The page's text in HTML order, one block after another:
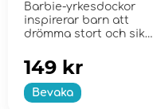
Barbie-yrkesdockor
inspirerar barn att
drömma stort och sikta
Bevaka
149 kr